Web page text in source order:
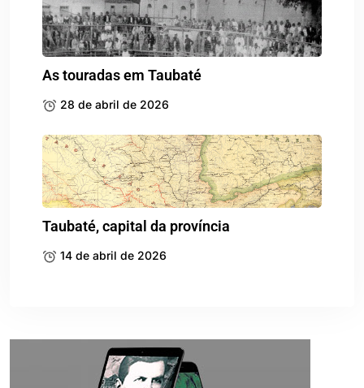
As touradas em Taubaté
28 de abril de 2026
Taubaté, capital da província
14 de abril de 2026